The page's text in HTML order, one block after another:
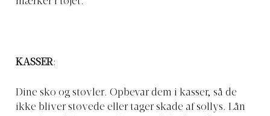
KASSER:
Dine sko og støvler. Opbevar dem i kasser, så de
ikke bliver støvede eller tager skade af sollys. Lån